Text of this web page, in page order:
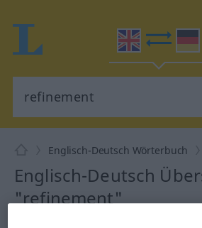
Englisch-Deutsch Wörterbuch
Englisch-Deutsch
"refinement"